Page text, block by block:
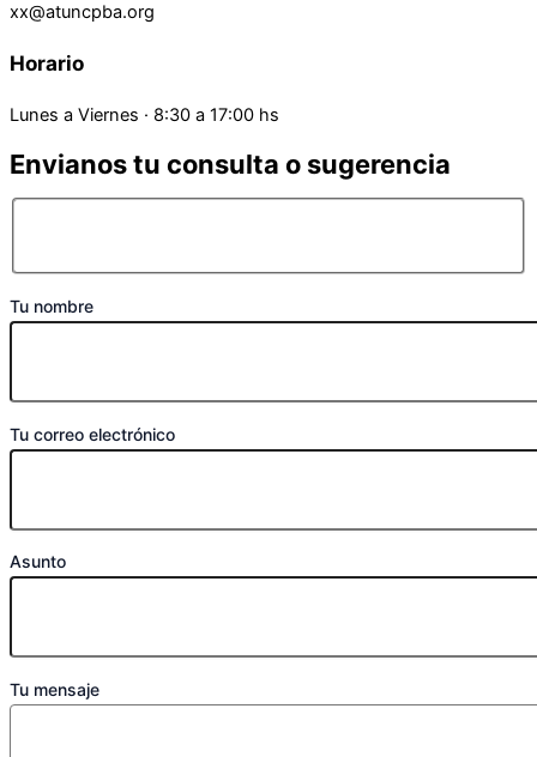
xx@atuncpba.org
Horario
Lunes a Viernes · 8:30 a 17:00 hs
Envianos tu consulta o sugerencia
Tu nombre
Tu correo electrónico
Asunto
Tu mensaje